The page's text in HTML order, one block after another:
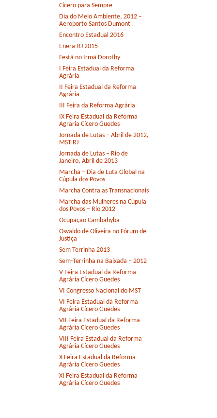
Cícero para Sempre
Dia do Meio Ambiente, 2012 –
Aeroporto Santos Dumont
Encontro Estadual 2016
Enera-RJ 2015
Festã no Irmã Dorothy
I Feira Estadual da Reforma
Agrária
II Feira Estadual da Reforma
Agrária
III Feira da Reforma Agrária
IX Feira Estadual da Reforma
Agraria Cícero Guedes
Jornada de Lutas – Abril de 2012,
MST RJ
Jornada de Lutas – Rio de
Janeiro, Abril de 2013
Marcha – Dia de Luta Global na
Cúpula dos Povos
Marcha Contra as Transnacionais
Marcha das Mulheres na Cúpula
dos Povos – Rio 2012
Ocupação Cambahyba
Osvaldo de Oliveira no Fórum de
Justiça
Sem Terrinha 2013
Sem-Terrinha na Baixada – 2012
V Feira Estadual da Reforma
Agrária Cícero Guedes
VI Congresso Nacional do MST
VI Feira Estadual da Reforma
Agrária Cícero Guedes
VII Feira Estadual da Reforma
Agrária Cícero Guedes
VIII Feira Estadual da Reforma
Agrária Cícero Guedes
X Feira Estadual da Reforma
Agrária Cícero Guedes
XI Feira Estadual da Reforma
Agrária Cícero Guedes